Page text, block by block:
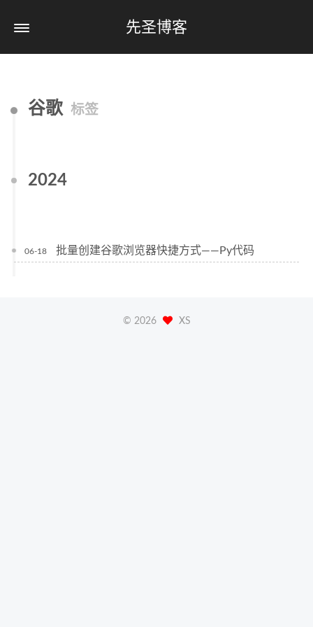
先圣博客
谷歌 标签
2024
06-18 批量创建谷歌浏览器快捷方式——Py代码
© 2026 XS